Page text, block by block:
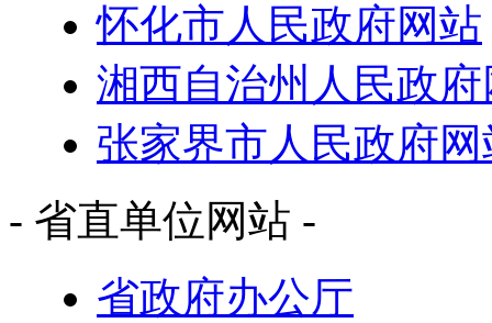
怀化市人民政府网站
湘西自治州人民政
张家界市人民政府网
- 省直单位网站 -
省政府办公厅